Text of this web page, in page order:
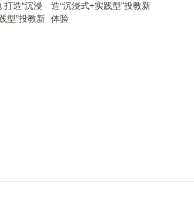
造“沉浸式+实践型”投教新
体验